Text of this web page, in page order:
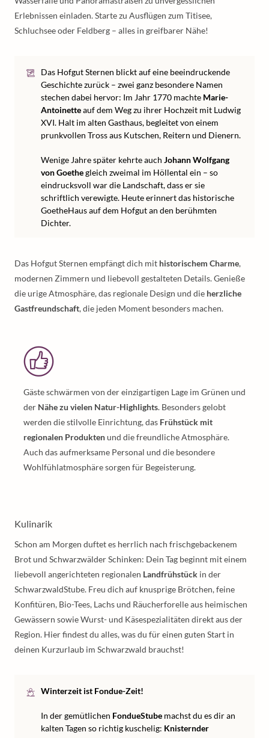
Erlebnissen einladen. Starte zu Ausflügen zum Titisee,
Schluchsee oder Feldberg – alles in greifbarer Nähe!
Das Hofgut Sternen blickt auf eine beeindruckende
Geschichte zurück – zwei ganz besondere Namen
stechen dabei hervor: Im Jahr 1770 machte Marie-
Antoinetteauf dem Weg zu ihrer Hochzeit mit Ludwig
XVI. Halt im alten Gasthaus, begleitet von einem
prunkvollen Tross aus Kutschen, Reitern und Dienern.
Wenige Jahre später kehrte auch Johann Wolfgang
von Goethegleich zweimal im Höllental ein – so
eindrucksvoll war die Landschaft, dass er sie
schriftlich verewigte. Heute erinnert das historische
GoetheHaus auf dem Hofgut an den berühmten
Dichter.
Das Hofgut Sternen empfängt dich mit historischem Charme,
modernen Zimmern und liebevoll gestalteten Details. Genieße
die urige Atmosphäre, das regionale Design und die herzliche
Gastfreundschaft, die jeden Moment besonders machen.
Gäste schwärmen von der einzigartigen Lage im Grünen und
der Nähe zu vielen Natur-Highlights. Besonders gelobt
werden die stilvolle Einrichtung, das Frühstück mit
regionalen Produktenund die freundliche Atmosphäre.
Auch das aufmerksame Personal und die besondere
Wohlfühlatmosphäre sorgen für Begeisterung.
Kulinarik
Schon am Morgen duftet es herrlich nach frischgebackenem
Brot und Schwarzwälder Schinken: Dein Tag beginnt mit einem
liebevoll angerichteten regionalen Landfrühstück in der
SchwarzwaldStube. Freu dich auf knusprige Brötchen, feine
Konfitüren, Bio-Tees, Lachs und Räucherforelle aus heimischen
Gewässern sowie Wurst- und Käsespezialitäten direkt aus der
Region. Hier findest du alles, was du für einen guten Start in
deinen Kurzurlaub im Schwarzwald brauchst!
Winterzeit ist Fondue-Zeit!
In der gemütlichen FondueStube machst du es dir an
kalten Tagen so richtig kuschelig: Knisternder